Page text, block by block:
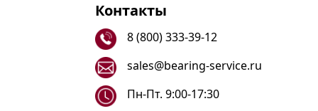
Контакты
8 (800) 333-39-12
sales@bearing-service.ru
Пн-Пт. 9:00-17:30